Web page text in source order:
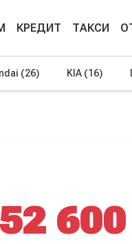
КРЕДИТ ТАКСИ
(26) KIA (16)